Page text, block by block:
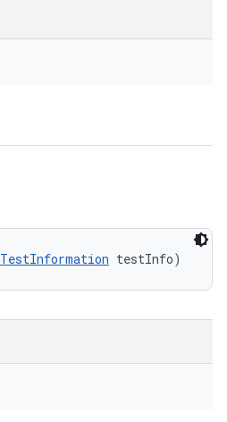
TestInformation testInfo)